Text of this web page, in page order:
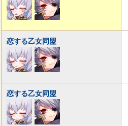
恋する乙女同盟
恋する乙女同盟